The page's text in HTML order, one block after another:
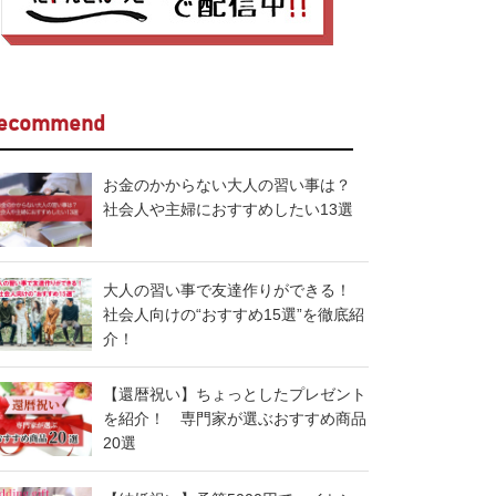
お金のかからない大人の習い事は？
社会人や主婦におすすめしたい13選
大人の習い事で友達作りができる！
社会人向けの“おすすめ15選”を徹底紹
介！
【還暦祝い】ちょっとしたプレゼント
を紹介！ 専門家が選ぶおすすめ商品
20選